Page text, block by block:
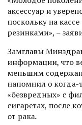
аксессуар и
поскольку на
резинками», –
Замглавы
информации, что
меньшим
напомнил о когда-
«безвредных» с
сигаретах, после
от рака.